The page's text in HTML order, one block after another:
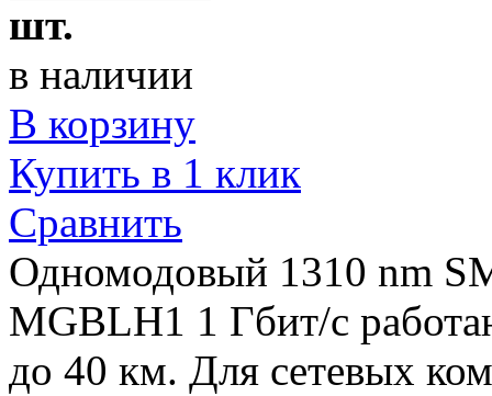
шт.
в наличии
В корзину
Купить в 1 клик
Сравнить
Одномодовый 1310 nm
MGBLH1 1 Гбит/с
до 40 км. Для сетевых